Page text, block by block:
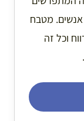
על שתי קומות, ומתאימים לאירוח של 8 אנשים. מטבח
וכל זה